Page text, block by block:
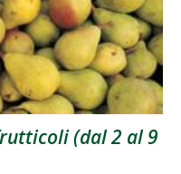
(dal 2 al 9